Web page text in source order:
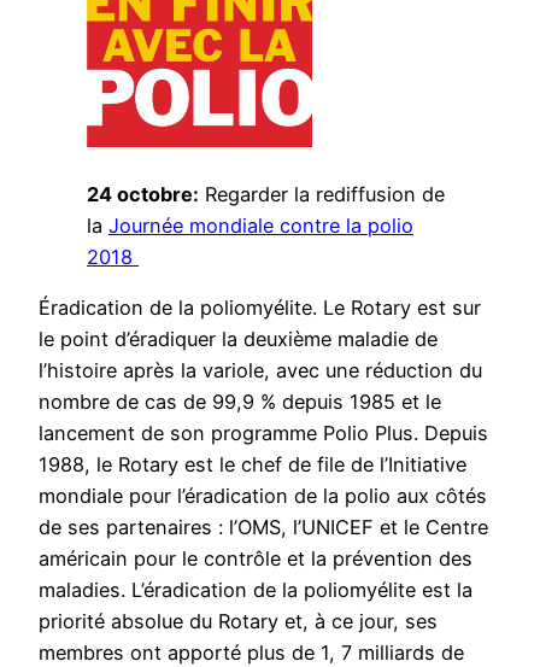
24 octobre: Regarder la rediffusion de
la Journée mondiale contre la polio
2018
Éradication de la poliomyélite. Le Rotary est sur
le point d’éradiquer la deuxième maladie de
l’histoire après la variole, avec une réduction du
nombre de cas de 99,9 % depuis 1985 et le
lancement de son programme Polio Plus. Depuis
1988, le Rotary est le chef de file de l’Initiative
mondiale pour l’éradication de la polio aux côtés
de ses partenaires : l’OMS, l’UNICEF et le Centre
américain pour le contrôle et la prévention des
maladies. L’éradication de la poliomyélite est la
priorité absolue du Rotary et, à ce jour, ses
membres ont apporté plus de 1, 7 milliards de